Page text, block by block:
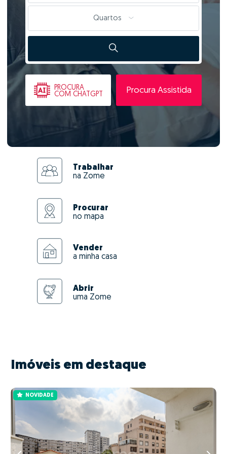
Quartos
PROCURA
COM CHATGPT
Procura Assistida
Trabalhar
na Zome
Procurar
no mapa
Vender
a minha casa
Abrir
uma Zome
Imóveis em destaque
NOVIDADE